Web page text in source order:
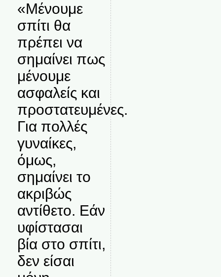
«Μένουμε
σπίτι θα
πρέπει να
σημαίνει πως
μένουμε
ασφαλείς και
προστατευμένες.
Για πολλές
γυναίκες,
όμως,
σημαίνει το
ακριβώς
αντίθετο. Εάν
υφίστασαι
βία στο σπίτι,
δεν είσαι